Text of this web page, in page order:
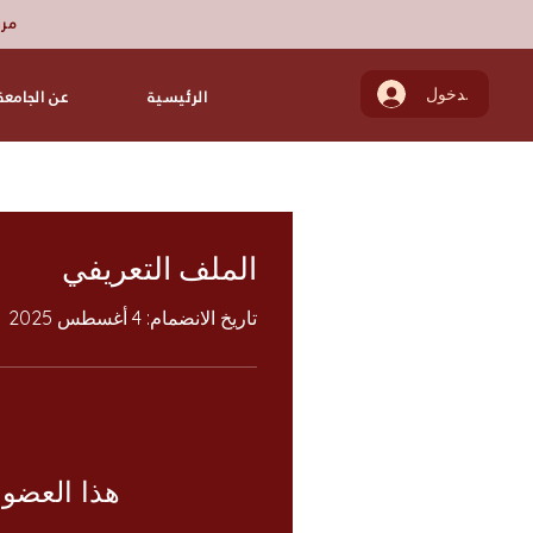
عن الرئيسية تسجيل الدخول
الملف التعريفي
تاريخ الانضمام: 4 أغسطس 2025
هذا